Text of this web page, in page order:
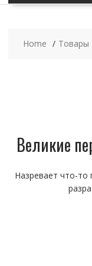
Home Товары
Великие
Назревает что-то